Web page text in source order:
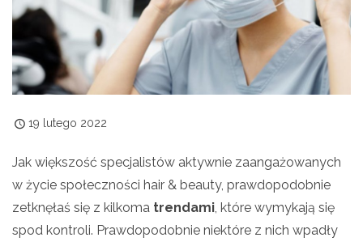
19 lutego 2022
Jak większość specjalistów aktywnie zaangażowanych
w życie społeczności hair & beauty, prawdopodobnie
zetknęłaś się z kilkoma trendami , które wymykają się
spod kontroli. Prawdopodobnie niektóre z nich wpadły